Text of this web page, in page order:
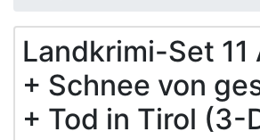
Landkrimi-Set 11
+ Schnee von
+ Tod in Tirol (3-